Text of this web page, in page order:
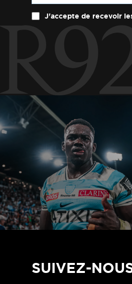
J'accepte de recevoir
SUIVEZ-